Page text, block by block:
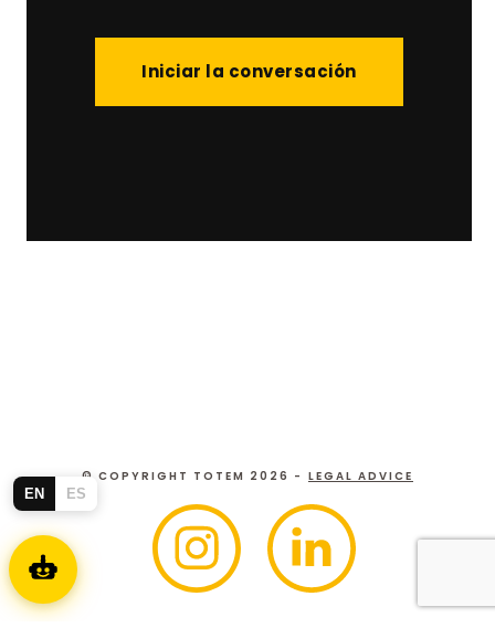
Iniciar la conversación
© COPYRIGHT TOTEM 2026 - LEGAL ADVICE
EN
ES